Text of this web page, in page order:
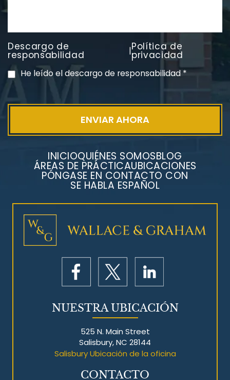
PVC Cloruro de polivinilo
Exposición
Descargo de
responsabilidad |Política de
privacidad
He leído el descargo de responsabilidad*
INICIOQUIÉNES SOMOSBLOG
ÁREAS DE PRÁCTICAUBICACIONES
PÓNGASE EN CONTACTO CON
SE HABLA ESPAÑOL
NUESTRA UBICACIÓN
525 N. Main Street
Salisbury, NC 28144
Salisbury Ubicación de la oficina
CONTACTO